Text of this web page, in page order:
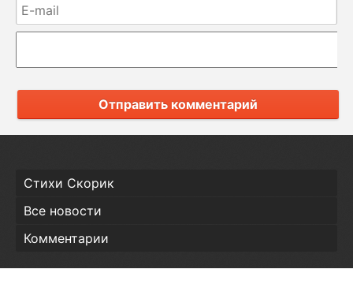
Отправить комментарий
Стихи Скорик
Все новости
Комментарии